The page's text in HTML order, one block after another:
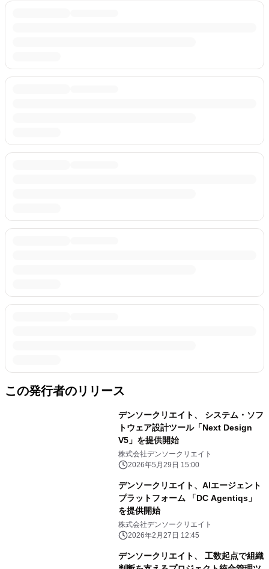
この発行者のリリース
デンソークリエイト、 システム・ソフ
トウェア設計ツール「Next Design
V5」を提供開始
株式会社デンソークリエイト
2026年5月29日 15:00
デンソークリエイト、AIエージェント
プラットフォーム 「DC Agentiqs」
を提供開始
株式会社デンソークリエイト
2026年2月27日 12:45
デンソークリエイト、 工数起点で組織